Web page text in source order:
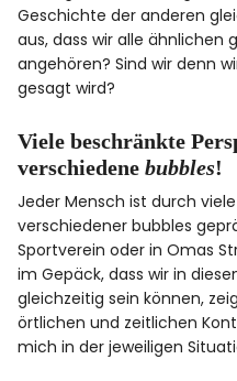
Geschichte der anderen
aus, dass wir alle ähnlichen
angehören? Sind wir denn
gesagt wird?
Viele beschränkte
verschiedenebubbles!
Jeder Mensch ist durch
verschiedener bubbles
Sportverein oder in Omas
im Gepäck, dass wir in
gleichzeitig sein können,
örtlichen und zeitlichen
mich in der jeweiligen